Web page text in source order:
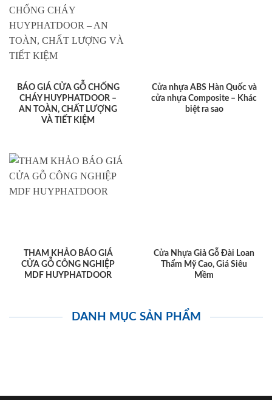
BÁO GIÁ CỬA GỖ CHỐNG
CHÁY HUYPHATDOOR –
AN TOÀN, CHẤT LƯỢNG
VÀ TIẾT KIỆM
Cửa nhựa ABS Hàn Quốc và
cửa nhựa Composite – Khác
biệt ra sao
THAM KHẢO BÁO GIÁ
CỬA GỖ CÔNG NGHIỆP
MDF HUYPHATDOOR
Cửa Nhựa Giả Gỗ Đài Loan
Thẩm Mỹ Cao, Giá Siêu
Mềm
DANH MỤC SẢN PHẨM